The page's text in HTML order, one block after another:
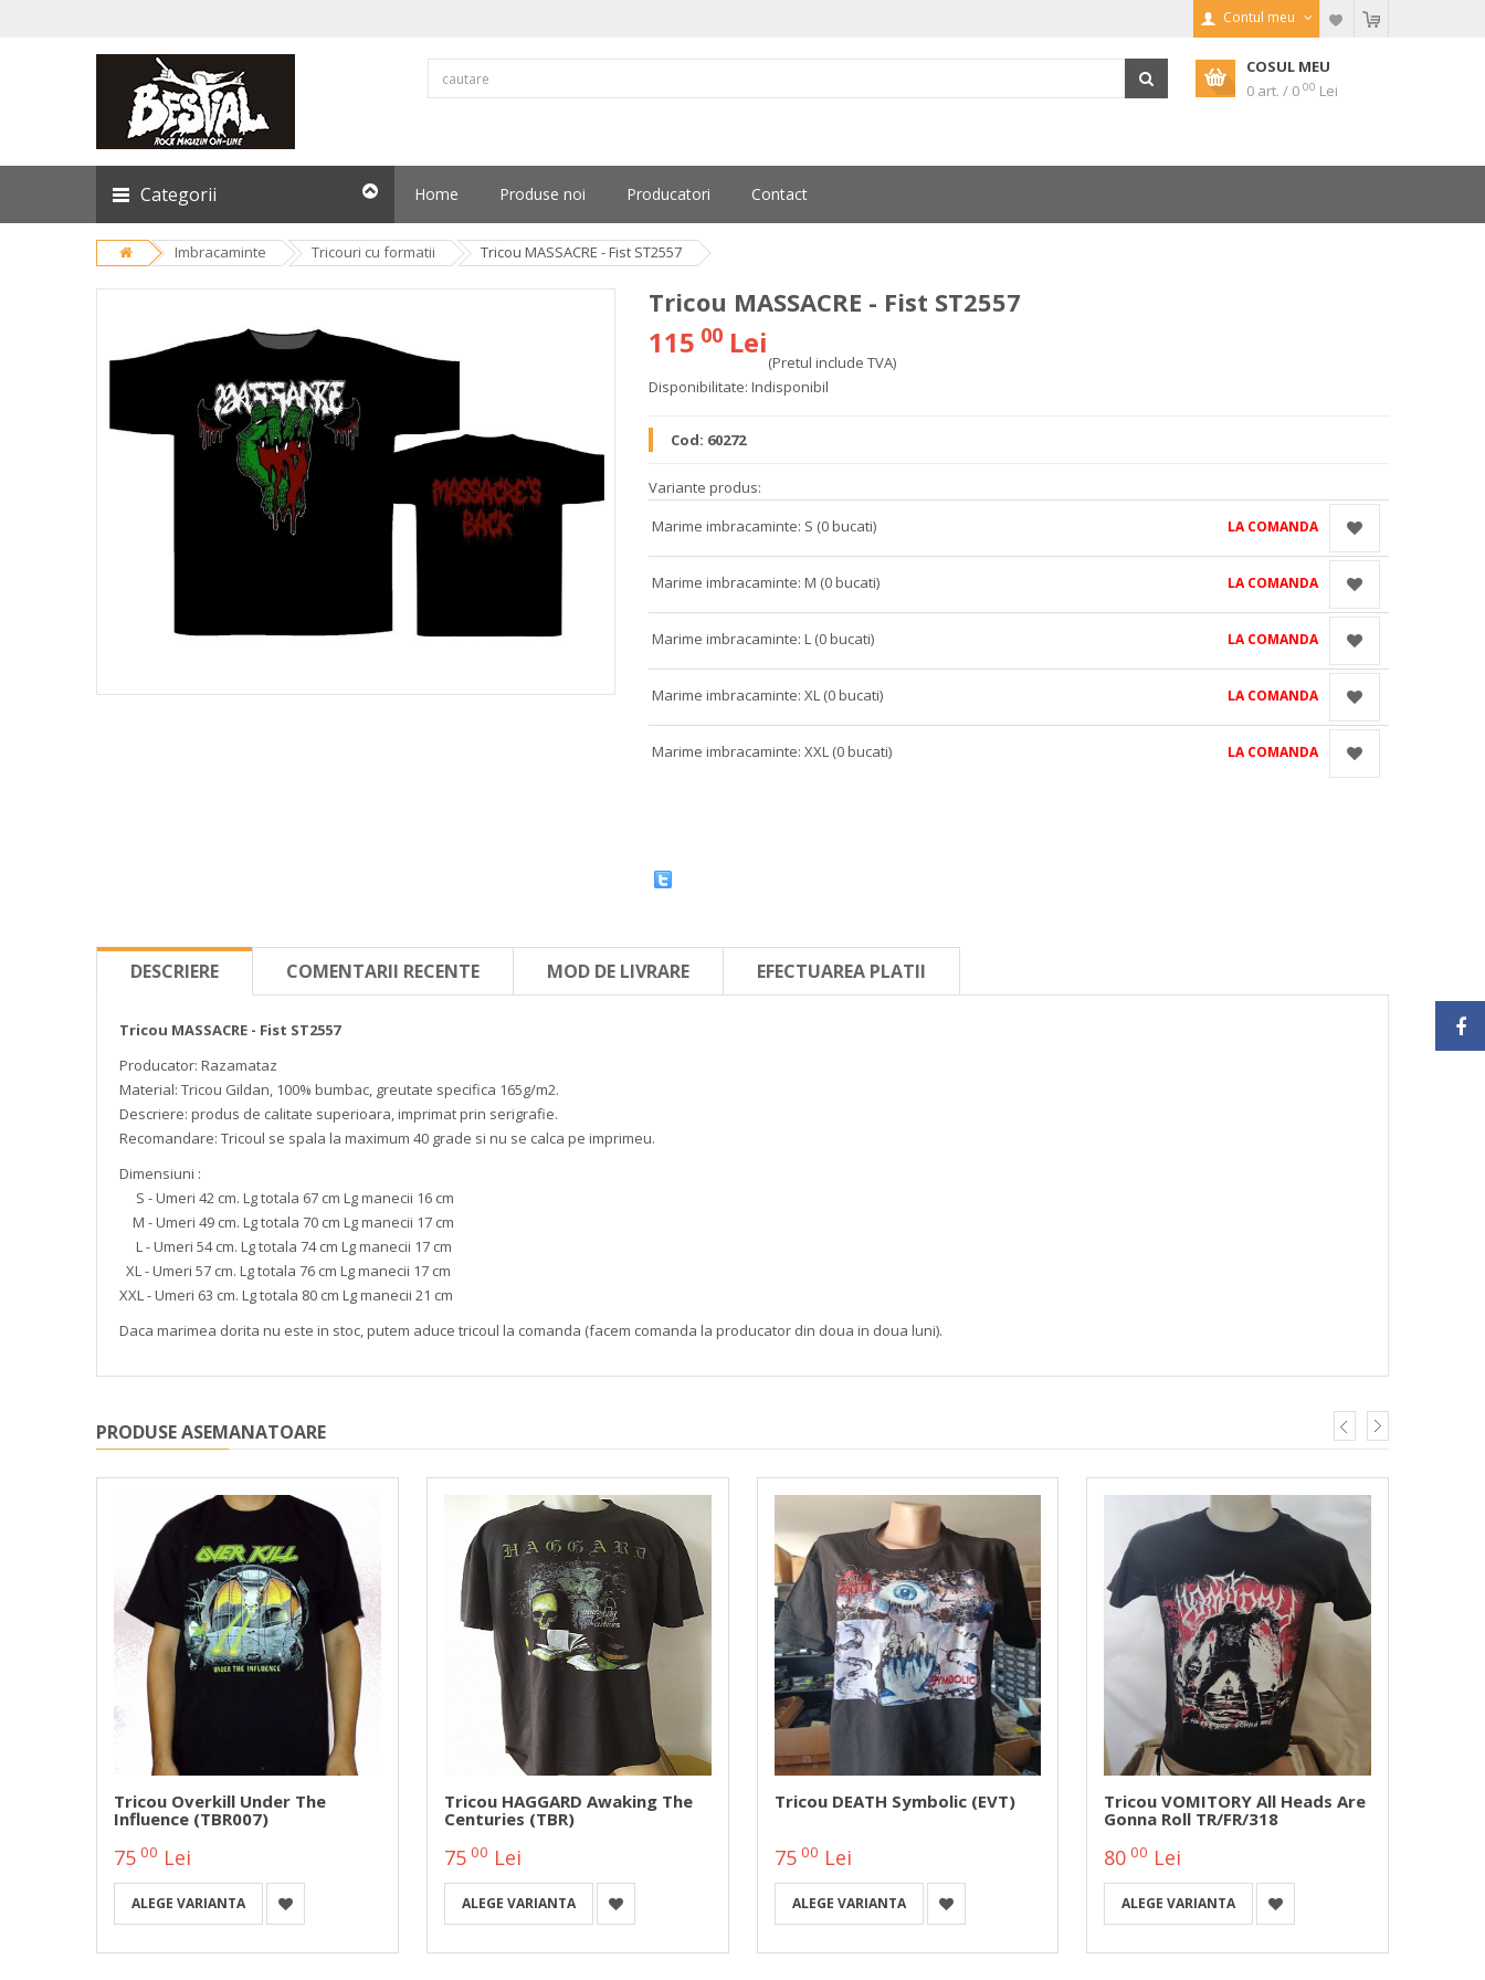
Contul meu
COSUL MEU
0 art. / 0 00 Lei
Categorii Home Produse noi Producatori Contact
Imbracaminte Tricouri cu formatii Tricou MASSACRE - Fist ST2557
Tricou MASSACRE - Fist ST2557
115 00 Lei
(Pretul include TVA)
Disponibilitate: Indisponibil
Cod: 60272
Variante produs:
Marime imbracaminte: S (0 bucati)
LA COMANDA
Marime imbracaminte: M (0 bucati) LA COMANDA
Marime imbracaminte: L (0 bucati) LA COMANDA
Marime imbracaminte: XL (0 bucati) LA COMANDA
Marime imbracaminte: XXL (0 bucati) LA COMANDA
DESCRIERE COMENTARII RECENTE MOD DE LIVRARE EFECTUAREA PLATII
Tricou MASSACRE - Fist ST2557
Producator: Razamataz
Material: Tricou Gildan, 100% bumbac, greutate specifica 165g/m2.
Descriere: produs de calitate superioara, imprimat prin serigrafie.
Recomandare: Tricoul se spala la maximum 40 grade si nu se calca pe imprimeu.
Dimensiuni :
S - Umeri 42 cm. Lg totala 67 cm Lg manecii 16 cm
M - Umeri 49 cm. Lg totala 70 cm Lg manecii 17 cm
L - Umeri 54 cm. Lg totala 74 cm Lg manecii 17 cm
XL - Umeri 57 cm. Lg totala 76 cm Lg manecii 17 cm
XXL - Umeri 63 cm. Lg totala 80 cm Lg manecii 21 cm
Daca marimea dorita nu este in stoc, putem aduce tricoul la comanda (facem comanda la producator din doua in doua luni).
PRODUSE ASEMANATOARE
Tricou Overkill Under The
Influence (TBR007)
75 00 Lei
ALEGE VARIANTA
Tricou HAGGARD Awaking The
Centuries (TBR)
75 00 Lei
ALEGE VARIANTA
Tricou DEATH Symbolic (EVT)
75 00 Lei
ALEGE VARIANTA
Tricou VOMITORY All Heads Are
Gonna Roll TR/FR/318
80 00 Lei
ALEGE VARIANTA